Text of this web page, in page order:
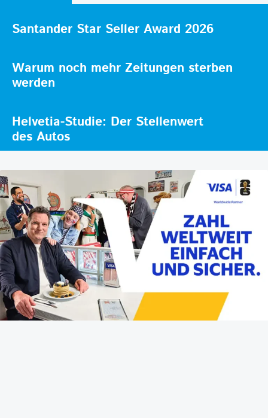
Santander Star Seller Award 2026
Warum noch mehr Zeitungen sterben
werden
Helvetia-Studie: Der Stellenwert
des Autos